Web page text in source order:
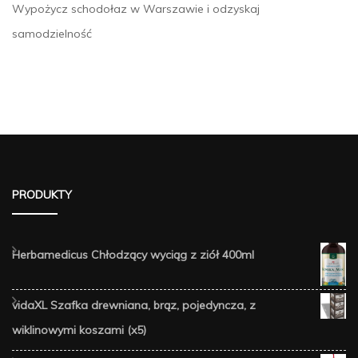
Wypożycz schodołaz w Warszawie i odzyskaj
samodzielność
PRODUKTY
Herbamedicus Chłodzący wyciąg z ziół 400ml
vidaXL Szafka drewniana, brąz, pojedyncza, z
wiklinowymi koszami (x5)